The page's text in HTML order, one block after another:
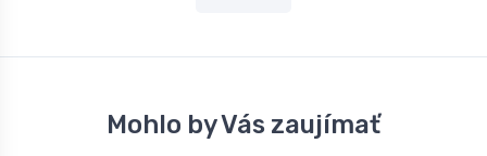
Mohlo by Vás zaujímať